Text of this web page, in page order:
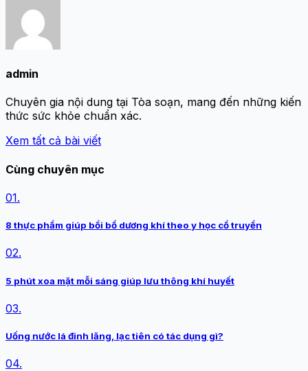
admin
Chuyên gia nội dung tại Tòa soạn, mang đến những kiến
thức sức khỏe chuẩn xác.
Xem tất cả bài viết
Cùng chuyên mục
01.
8 thực phẩm giúp bồi bổ dương khí theo y học cổ truyền
02.
5 phút xoa mặt mỗi sáng giúp lưu thông khí huyết
03.
Uống nước lá đinh lăng, lạc tiên có tác dụng gì?
04.